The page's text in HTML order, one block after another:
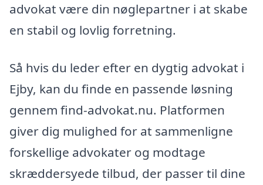
advokat være din nøglepartner i at skabe
en stabil og lovlig forretning.
Så hvis du leder efter en dygtig advokat i
Ejby, kan du finde en passende løsning
gennem find-advokat.nu. Platformen
giver dig mulighed for at sammenligne
forskellige advokater og modtage
skræddersyede tilbud, der passer til dine